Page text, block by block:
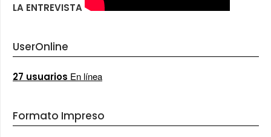
LA ENTREVISTA
UserOnline
27 usuarios En línea
Formato Impreso